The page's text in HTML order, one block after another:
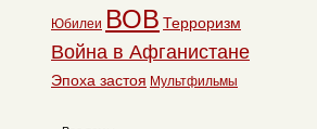
Юбилеи ВОВ Терроризм
Война в Афганистане
Эпоха застоя Мультфильмы